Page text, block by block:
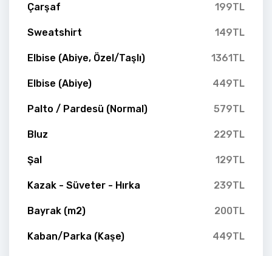
Çarşaf 199TL
Sweatshirt 149TL
Elbise (Abiye, Özel/Taşlı) 1361TL
Elbise (Abiye) 449TL
Palto / Pardesü (Normal) 579TL
Bluz 229TL
Şal 129TL
Kazak - Süveter - Hırka 239TL
Bayrak (m2) 200TL
Kaban/Parka (Kaşe) 449TL